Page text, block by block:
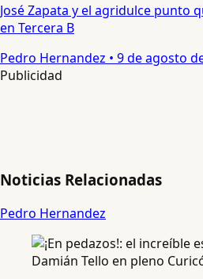
José Zapata y el agridulce punto
en Tercera B
Pedro Hernandez • 9 de agosto
Publicidad
Noticias Relacionadas
Pedro Hernandez